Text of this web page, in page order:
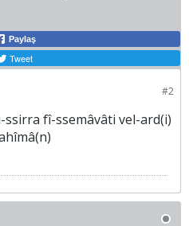
Paylaş
Tweet
#2
ssirra fî-ssemâvâti vel-ard(i)